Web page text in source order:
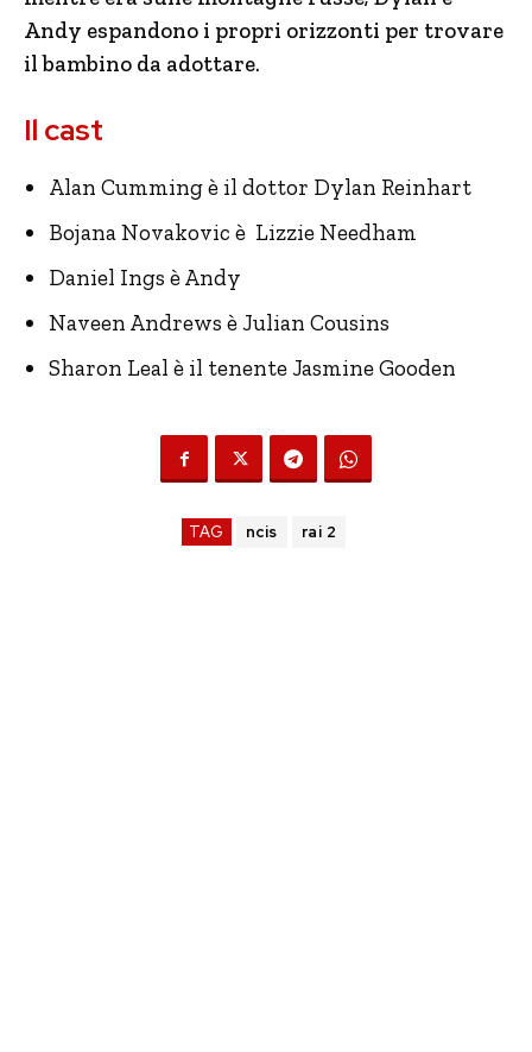
Andy espandono i propri orizzonti per trovare
il bambino da adottare.
Il cast
Alan Cumming è il dottor Dylan Reinhart
Bojana Novakovic è Lizzie Needham
Daniel Ings è Andy
Naveen Andrews è Julian Cousins
Sharon Leal è il tenente Jasmine Gooden
TAG ncis rai 2